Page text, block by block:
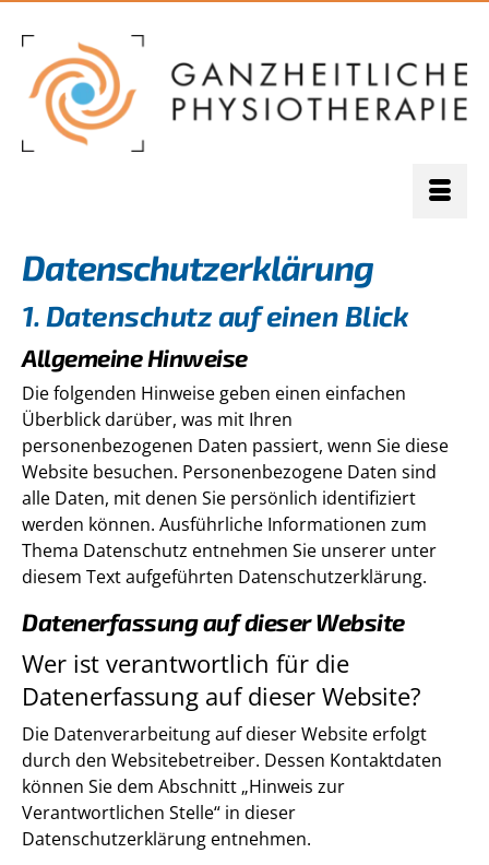
Datenschutz­erklärung
1. Datenschutz auf einen Blick
Allgemeine Hinweise
Die folgenden Hinweise geben einen einfachen
Überblick darüber, was mit Ihren
personenbezogenen Daten passiert, wenn Sie diese
Website besuchen. Personenbezogene Daten sind
alle Daten, mit denen Sie persönlich identifiziert
werden können. Ausführliche Informationen zum
Thema Datenschutz entnehmen Sie unserer unter
diesem Text aufgeführten Datenschutzerklärung.
Datenerfassung auf dieser Website
Wer ist verantwortlich für die
Datenerfassung auf dieser Website?
Die Datenverarbeitung auf dieser Website erfolgt
durch den Websitebetreiber. Dessen Kontaktdaten
können Sie dem Abschnitt „Hinweis zur
Verantwortlichen Stelle“ in dieser
Datenschutzerklärung entnehmen.